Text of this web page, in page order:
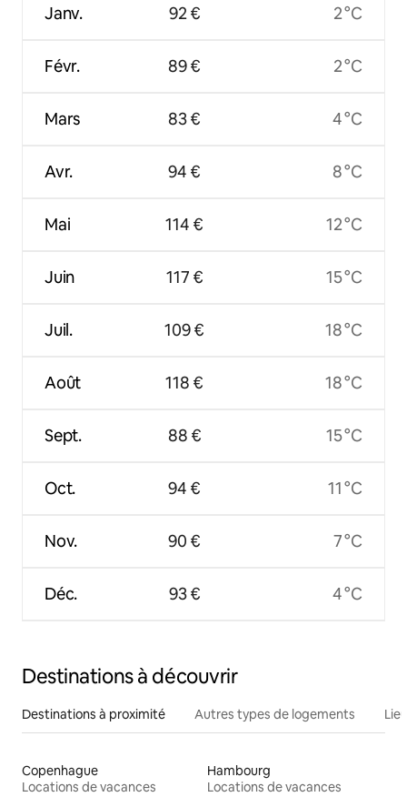
Janv.
Févr.
Mars
Avr.
Mai
Juin
Juil.
Août
Sept.
Oct.
Nov.
Déc.
92 €
89 €
83 €
94 €
114 €
117 €
109 €
118 €
88 €
94 €
90 €
93 €
2 °C
2 °C
4 °C
8 °C
12 °C
15 °C
18 °C
18 °C
15 °C
11 °C
7 °C
4 °C
Destinations à découvrir
Destinations à proximité Autres types de logements
Copenhague
Locations de vacances
Hambourg
Locations de vacances